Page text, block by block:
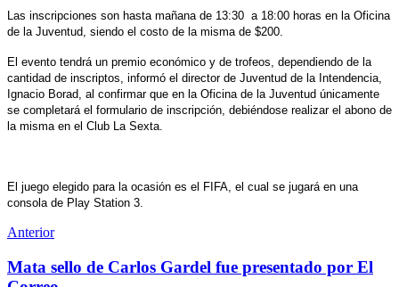
Las inscripciones son hasta mañana de 13:30 a 18:00 horas en la Oficina
de la Juventud, siendo el costo de la misma de $200.
El evento tendrá un premio económico y de trofeos, dependiendo de la
cantidad de inscriptos, informó el director de Juventud de la Intendencia,
Ignacio Borad, al confirmar que en la Oficina de la Juventud únicamente
se completará el formulario de inscripción, debiéndose realizar el abono de
la misma en el Club La Sexta.
El juego elegido para la ocasión es el FIFA, el cual se jugará en una
consola de Play Station 3.
Anterior
Mata sello de Carlos Gardel fue presentado por El